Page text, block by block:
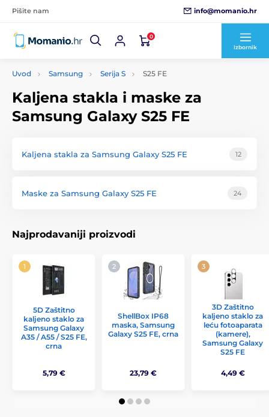
Pišite nam info@momanio.hr
0
Izbornik
Uvod Samsung Serija S S25 FE
Kaljena stakla i maske za
Samsung Galaxy S25 FE
Kaljena stakla za Samsung Galaxy S25 FE 12
Maske za Samsung Galaxy S25 FE 24
Najprodavaniji proizvodi
5D Zaštitno
kaljeno staklo za
Samsung Galaxy
A35 / A55 / S25 FE,
crna
5,79 €
ShellBox IP68
maska, Samsung
Galaxy S25 FE, crna
23,79 €
3D Zaštitno
kaljeno staklo za
leću fotoaparata
(kamere),
Samsung Galaxy
S25 FE
4,49 €